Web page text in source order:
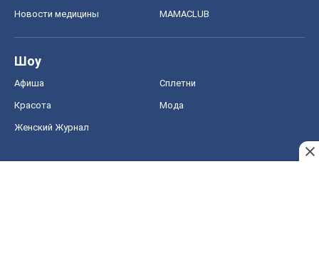
Новости медицины MAMACLUB
Шоу
Афиша Сплетни
Красота Мода
Женский Журнал